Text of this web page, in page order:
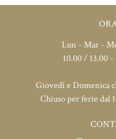
Lun - Mar -
10.00 / 13.00
Giovedì e Domenica
Chiuso per ferie dal